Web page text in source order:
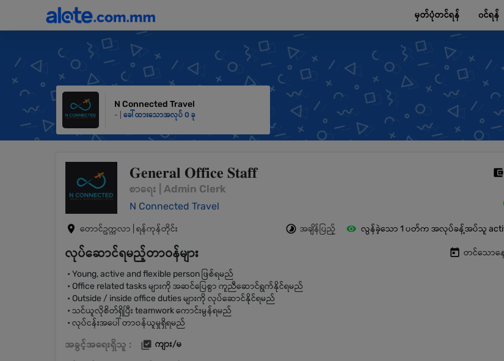
မှတ်ပုံတင်ရန် ၀င်ရန်
N Connected Travel
- | ခေါ်ထားသောအလုပ် 0 ခု
𝐆𝐞𝐧𝐞𝐫𝐚𝐥 𝐎𝐟𝐟𝐢𝐜𝐞 𝐒𝐭𝐚𝐟𝐟
စာရေး | Admin Clerk
N Connected Travel
တောင်ဥက္ကလာ | ရန်ကုန်တိုင်း အချိန်ပြည့် လွန်ခဲ့သော 1 ပတ်က အလုပ်ခန့်အပ်သူ
လုပ်ဆောင်ရမည့်တာဝန်များ တင်သောနေ့
• Young, active and flexible person ဖြစ်ရမည်
• Office related tasks များကို အဆင်ပြေစွာ ကူညီဆောင်ရွက်နိုင်ရမည်
• Outside / inside office duties များကို လုပ်ဆောင်နိုင်ရမည်
• သင်ယူလိုစိတ်ရှိပြီး teamwork ကောင်းမွန်ရမည်
• လုပ်ငန်းအပေါ် တာဝန်ယူမှုရှိရမည်
အခွင့်အရေးရှိသူ : ကျား/မ